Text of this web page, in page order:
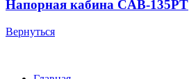
Напорная кабина CAB-135PT
Вернуться